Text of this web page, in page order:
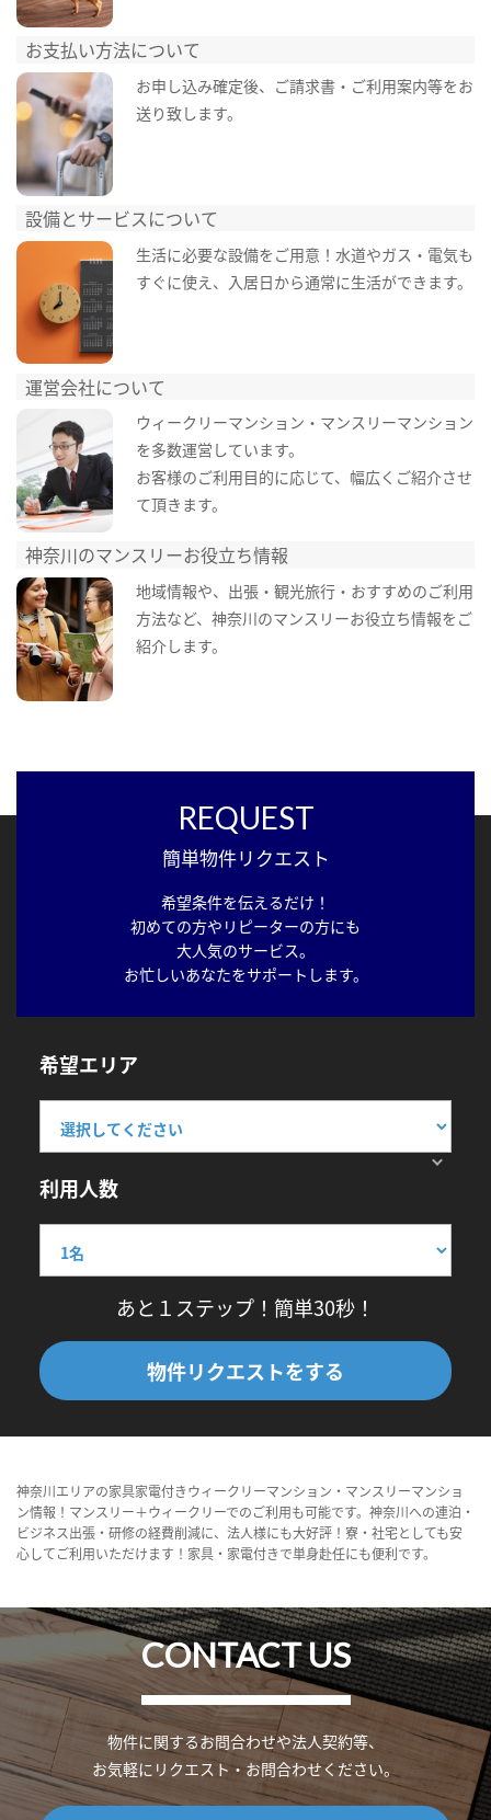
お支払い方法について
お申し込み確定後、ご請求書・ご利用案内等をお
送り致します。
設備とサービスについて
生活に必要な設備をご用意！水道やガス・電気も
すぐに使え、入居日から通常に生活ができます。
運営会社について
ウィークリーマンション・マンスリーマンション
を多数運営しています。
お客様のご利用目的に応じて、幅広くご紹介させ
て頂きます。
神奈川のマンスリーお役立ち情報
地域情報や、出張・観光旅行・おすすめのご利用
方法など、神奈川のマンスリーお役立ち情報をご
紹介します。
REQUEST
簡単物件リクエスト
希望条件を伝えるだけ！
初めての方やリピーターの方にも
大人気のサービス。
お忙しいあなたをサポートします。
希望エリア
利用人数
あと１ステップ！簡単30秒！
物件リクエストをする
神奈川エリアの家具家電付きウィークリーマンション・マンスリーマンショ
ン情報！マンスリー＋ウィークリーでのご利用も可能です。神奈川への連泊・
ビジネス出張・研修の経費削減に、法人様にも大好評！寮・社宅としても安
心してご利用いただけます！家具・家電付きで単身赴任にも便利です。
CONTACT US
物件に関するお問合わせや法人契約等、
お気軽にリクエスト・お問合わせください。